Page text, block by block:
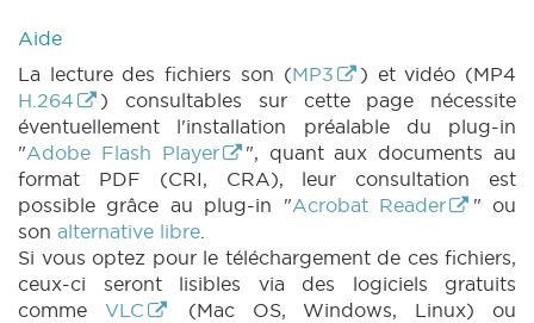
2017) (PDF)
Aide
La lecture des fichiers son (MP3
) et vidéo (MP4
H.264
) consultables sur cette page nécessite
éventuellement l'installation préalable du plug-in
"Adobe Flash Player
", quant aux documents au
format PDF (CRI, CRA), leur consultation est
possible grâce au plug-in "Acrobat Reader
" ou
son alternative libre.
Si vous optez pour le téléchargement de ces fichiers,
ceux-ci seront lisibles via des logiciels gratuits
comme VLC (Mac OS, Windows, Linux) ou